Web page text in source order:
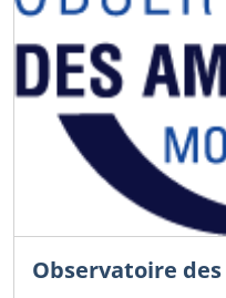
Observatoire